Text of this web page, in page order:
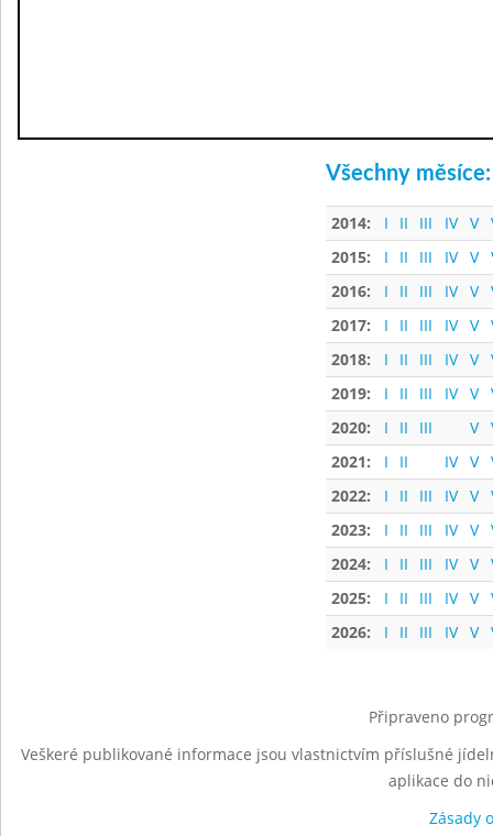
Všechny měsíce:
2014: I II III IV V
2015:
I II III IV V
2016:
I II III IV V
2017:
I II III IV V
2018:
I II III IV V
2019:
I II III IV V
2020:
I II III V
2021:
I II IV V
2022:
I II III IV V
2023:
I II III IV V
2024:
I II III IV V
2025:
I II III IV V
2026:
I II III IV V
Připraveno
Veškeré publikované informace jsou vlastnictvím příslušné
aplikace do
Zásady